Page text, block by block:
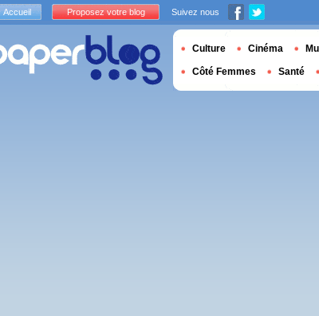
Accueil Proposez votre blog Suivez nous
Culture Cinéma
Côté Femmes Santé